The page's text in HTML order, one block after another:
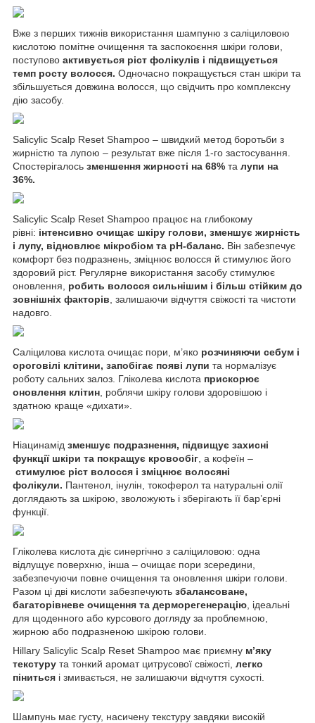
Вже з перших тижнів використання шампуню з саліциловою
кислотою помітне очищення та заспокоєння шкіри голови,
поступово активується ріст фолікулів і підвищується
темп росту волосся. Одночасно покращується стан шкіри та
збільшується довжина волосся, що свідчить про комплексну
дію засобу.
Salicylic Scalp Reset Shampoo – швидкий метод боротьби з
жирністю та лупою – результат вже після 1-го застосування.
Спостерігалось зменшення жирності на 68% та лупи на
36%.
Salicylic Scalp Reset Shampoo працює на глибокому
рівні: інтенсивно очищає шкіру голови, зменшує жирність
і лупу, відновлює мікробіом та pH-баланс. Він забезпечує
комфорт без подразнень, зміцнює волосся й стимулює його
здоровий ріст. Регулярне використання засобу стимулює
оновлення, робить волосся сильнішим і більш стійким до
зовнішніх факторів , залишаючи відчуття свіжості та чистоти
надовго.
Саліцилова кислота очищає пори, м’яко розчиняючи себум і
ороговілі клітини, запобігає появі лупи та нормалізує
роботу сальних залоз. Гліколева кислота прискорює
оновлення клітин , роблячи шкіру голови здоровішою і
здатною краще «дихати».
Ніацинамід зменшує подразнення, підвищує захисні
функції шкіри та покращує кровообіг , а кофеїн –
стимулює ріст волосся і зміцнює волосяні
фолікули. Пантенол, інулін, токоферол та натуральні олії
доглядають за шкірою, зволожують і зберігають її бар’єрні
функції.
Гліколева кислота діє синергічно з саліциловою: одна
відлущує поверхню, інша – очищає пори зсередини,
забезпечуючи повне очищення та оновлення шкіри голови.
Разом ці дві кислоти забезпечують збалансоване,
багаторівневе очищення та дерморегенерацію , ідеальні
для щоденного або курсового догляду за проблемною,
жирною або подразненою шкірою голови.
Hillary Salicylic Scalp Reset Shampoo має приємну м’яку
текстуру та тонкий аромат цитрусової свіжості, легко
піниться і змивається, не залишаючи відчуття сухості.
Шампунь має густу, насичену текстуру завдяки високій